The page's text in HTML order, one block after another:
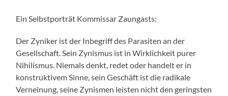
Ein Selbstporträt Kommissar Zaungasts:
Der Zyniker ist der Inbegriff des Parasiten an der
Gesellschaft. Sein Zynismus ist in Wirklichkeit purer
Nihilismus. Niemals denkt, redet oder handelt er in
konstruktivem Sinne, sein Geschäft ist die radikale
Verneinung, seine Zynismen leisten nicht den geringsten